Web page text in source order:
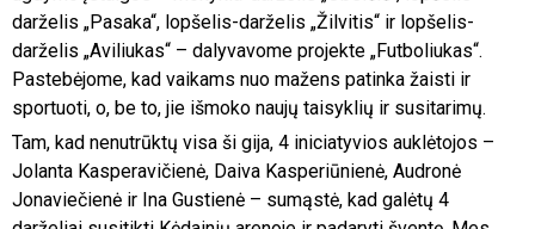
darželis „Pasaka“, lopšelis-darželis „Žilvitis“ ir lopšelis-
darželis „Aviliukas“ – dalyvavome projekte „Futboliukas“.
Pastebėjome, kad vaikams nuo mažens patinka žaisti ir
sportuoti, o, be to, jie išmoko naujų taisyklių ir susitarimų.
Tam, kad nenutrūktų visa ši gija, 4 iniciatyvios auklėtojos –
Jolanta Kasperavičienė, Daiva Kasperiūnienė, Audronė
Jonaviečienė ir Ina Gustienė – sumąstė, kad galėtų 4